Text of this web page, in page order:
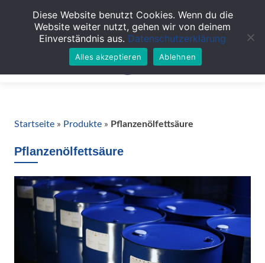
Startseite » Produkte » Pflanzenölfettsäure
Pflanzenölfettsäure
Diese Website benutzt Cookies. Wenn du die
Website weiter nutzt, gehen wir von deinem
Einverständnis aus. Datenschutzerklärung
Alles akzeptieren Ablehnen